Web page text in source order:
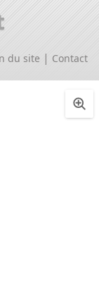
du site | Contact